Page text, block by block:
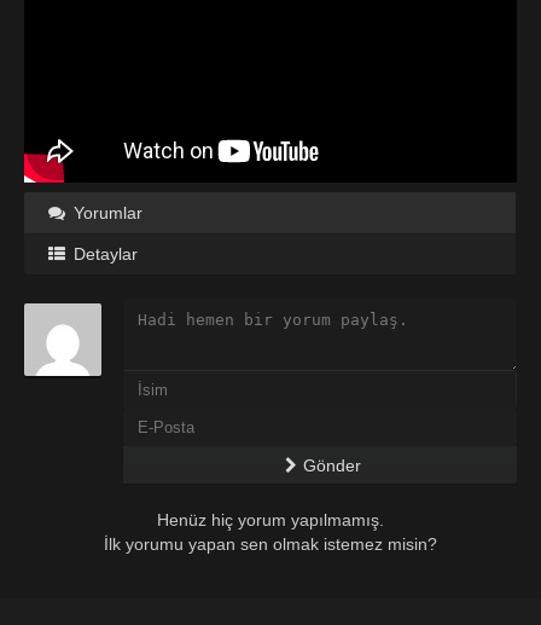
Yorumlar
Detaylar
Gönder
Henüz hiç yorum yapılmamış.
İlk yorumu yapan sen olmak istemez misin?